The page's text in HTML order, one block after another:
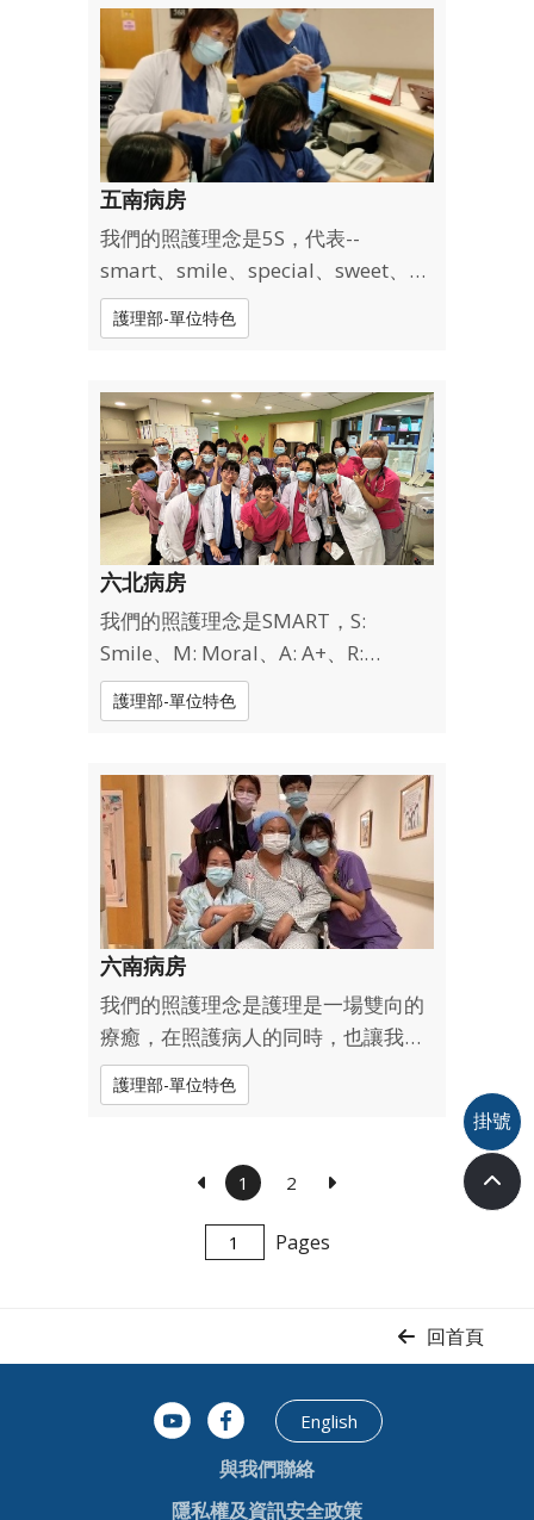
提升專業知識)；A : Attitude態度 (正
向積極的態度)；R : Respect尊重 (尊
重自...
五南病房
我們的照護理念是5S，代表--
smart、smile、special、sweet、
spirit五個面向。SMART是期許以批
判性思考來增進專業知識；SPECIAL-
元，以這樣不同的特色激盪出獨特專
美於前的護理特質；SMILE-微笑，不
論再忙再累，也要微...
護理部-單位特色
六北病房
我們的照護理念是SMART，S:
Smile、M: Moral、A: A+、R:
Responsibility、T: Teaching。希望
能透過SMART提供腫瘤內科，還有緩
病房的照護服務。
護理部-單位特色
六南病房
我們的照護理念是護理是一場雙向的
療癒，在照護病人的同時，也讓我們
在專業與關懷中獲得成長，在彼此支
持的旅程中，看見護理的價值與力
移植的病人，總是複雜又縝密。前者
每一個數字、每一個檢驗報告，都是
生命正在書...
護理部-單位特色
1 2
Pages
回首頁
English
與我們聯絡
隱私權及資訊安全政策
掛號